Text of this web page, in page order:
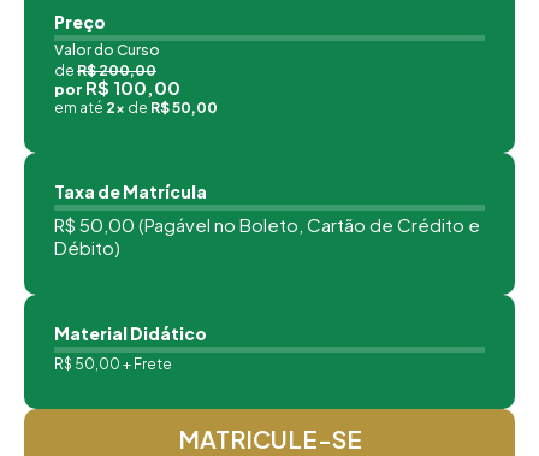
Preço
Valor do Curso
de R$ 200,00
por R$ 100,00
em até 2x de R$ 50,00
Taxa de Matrícula
R$ 50,00 (Pagável no Boleto, Cartão de Crédito e
Débito)
Material Didático
R$ 50,00 + Frete
MATRICULE-SE